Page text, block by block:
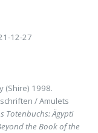
12-27
(Shire) 1998.
/ Amulets
Totenbuchs: Ägypti
the Book of the